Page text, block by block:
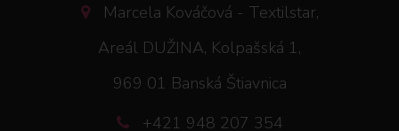
Marcela Kováčová - Textilstar,
Areál DUŽINA, Kolpašská 1,
969 01 Banská Štiavnica
+421 948 207 354